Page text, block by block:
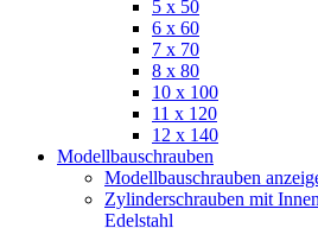
5 x 50
6 x 60
7 x 70
8 x 80
10 x 100
11 x 120
12 x 140
Modellbauschrauben
Modellbauschrauben
Zylinderschrauben mit
Edelstahl